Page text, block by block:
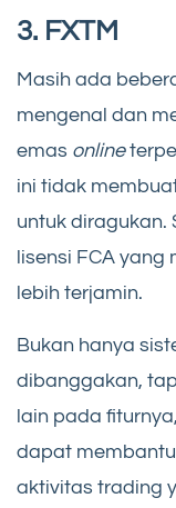
3. FXTM
Masih ada
mengenal dan
emas online
ini tidak
untuk diragukan.
lisensi FCA
lebih terjamin.
Bukan hanya
dibanggakan,
lain pada
dapat
aktivitas trading